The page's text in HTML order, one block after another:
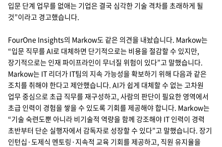
입문 단계 업무를 없애는 기업은 결국 심각한 기술 격차를 초래하게 될
것”이라고 경고했습니다.
FourOne Insights의 Markow도 같은 의견을 내놨습니다. Markow는
“입문 직무를 AI로 대체하면 단기적으로는 비용을 절감할 수 있지만,
장기적으로는 인재 파이프라인이 무너질 위험이 있다”고 말했습니다.
Markow는 IT 리더가 IT팀의 지속 가능성을 확보하기 위해 다음과 같은
조치를 취해야 한다고 제안했습니다. AI가 쉽게 대체할 수 없는 고차원
업무 중심으로 초급 직무를 재구성하고, 사람의 판단이 필요한 영역에서
초급 인력이 경험을 쌓을 수 있도록 기회를 제공해야 합니다. Markow는
“기술 숙련도뿐 아니라 비기술적 역량을 함께 강조해야 IT 인력이 경력
초반부터 단순 실행자에서 감독자로 성장할 수 있다”고 말했습니다. 장기
인턴십·도제식 멘토링·지속적 교육 기회를 제공하고, 직원 유지율을